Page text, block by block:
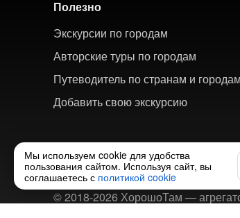
Полезно
Экскурсии по городам
Авторские туры по городам
Путеводитель по странам и городам
Добавить свою экскурсию
© 2018-2026 ХорошоТам —
Мы используем cookie для удобства
пользования сайтом. Используя сайт, вы
соглашаетесь с политикой cookie